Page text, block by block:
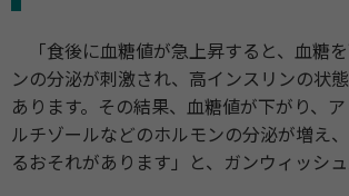
「食後に血糖値が急上昇すると、血糖
ンの分泌が刺激され、高インスリンの状
あります。その結果、血糖値が下がり、
ルチゾールなどのホルモンの分泌が増え
るおそれがあります」と、ガンウィッシュ